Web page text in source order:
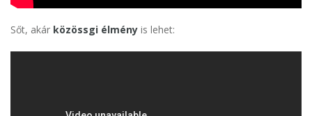
Sőt, akár közössgi élmény is lehet: